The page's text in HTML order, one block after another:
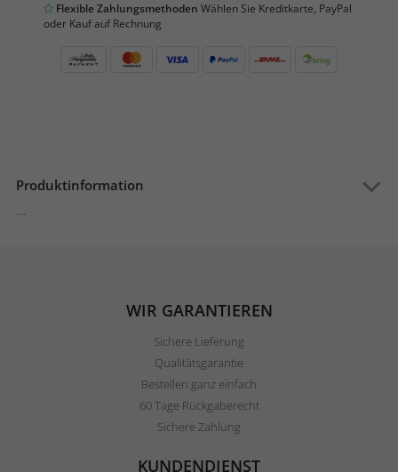
Flexible Zahlungsmethoden Wählen Sie Kreditkarte, PayPal
oder Kauf auf Rechnung
Produktinformation
...
WIR GARANTIEREN
Sichere Lieferung
Qualitätsgarantie
Bestellen ganz einfach
60 Tage Rückgaberecht
Sichere Zahlung
KUNDENDIENST